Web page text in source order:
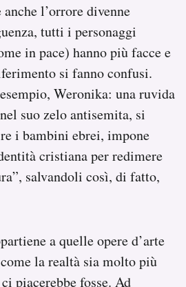
l’orrore divenne
tutti i personaggi
in pace) hanno più facce e
si fanno confusi.
Weronika: una ruvida
suo zelo antisemita, si
i bambini ebrei, impone
cristiana per redimere
salvandoli così, di fatto,
a quelle opere d’arte
la realtà sia molto più
piacerebbe fosse. Ad